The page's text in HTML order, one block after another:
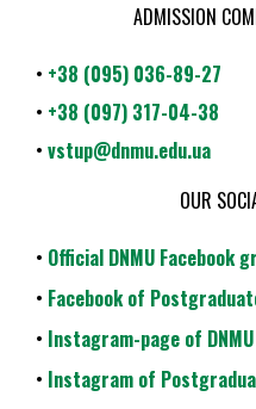
ADMISSION
• +38 (095) 036-89-27
• +38 (097) 317-04-38
• vstup@dnmu.edu.ua
OUR
• Official DNMU Facebook
• Facebook of
• Instagram-page of DNMU
• Instagram of